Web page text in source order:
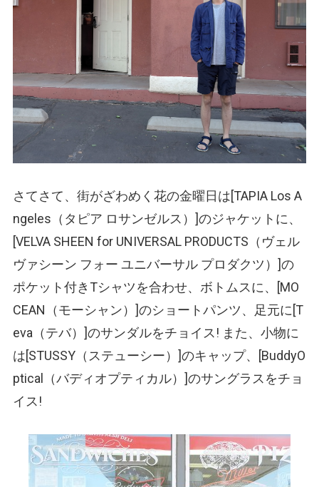
さてさて、街がざわめく花の金曜日は[TAPIA Los A
ngeles （タピア ロサンゼルス） ]のジャケットに、
[VELVA SHEEN for UNIVERSAL PRODUCTS （ヴェル
ヴァシーン フォー ユニバーサル プロダクツ） ]の
ポケット付きTシャツを合わせ、ボトムスに、[MO
CEAN （モーシャン） ]のショートパンツ、足元に[T
eva （テバ） ]のサンダルをチョイス! また、小物に
は[STUSSY （ステューシー） ]のキャップ、[BuddyO
ptical
（バディオプティカル） ]のサングラスをチョ
イス!